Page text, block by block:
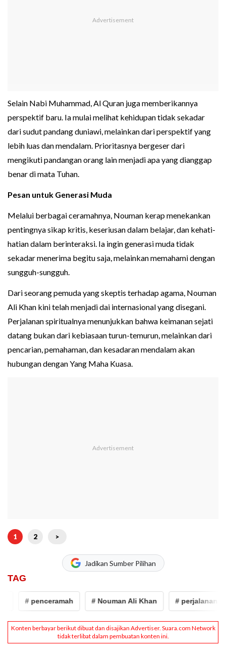
Selain Nabi Muhammad, Al Quran juga memberikannya
perspektif baru. Ia mulai melihat kehidupan tidak sekadar
dari sudut pandang duniawi, melainkan dari perspektif yang
lebih luas dan mendalam. Prioritasnya bergeser dari
mengikuti pandangan orang lain menjadi apa yang dianggap
benar di mata Tuhan.
Pesan untuk Generasi Muda
Melalui berbagai ceramahnya, Nouman kerap menekankan
pentingnya sikap kritis, keseriusan dalam belajar, dan kehati-
hatian dalam berinteraksi. Ia ingin generasi muda tidak
sekadar menerima begitu saja, melainkan memahami dengan
sungguh-sungguh.
Dari seorang pemuda yang skeptis terhadap agama, Nouman
Ali Khan kini telah menjadi dai internasional yang disegani.
Perjalanan spiritualnya menunjukkan bahwa keimanan sejati
datang bukan dari kebiasaan turun-temurun, melainkan dari
pencarian, pemahaman, dan kesadaran mendalam akan
hubungan dengan Yang Maha Kuasa.
1 2 >
Jadikan Sumber Pilihan
TAG
# penceramah # Nouman Ali Khan # perjalanan